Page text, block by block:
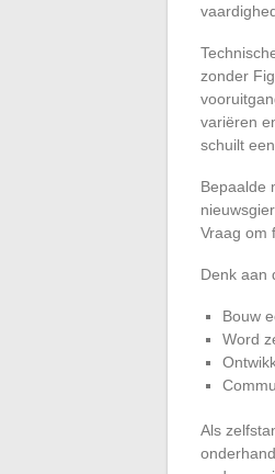
zonder
variëren
schuilt
Bepaalde
Vraag om
Denk aan
Bouw
Word
Als